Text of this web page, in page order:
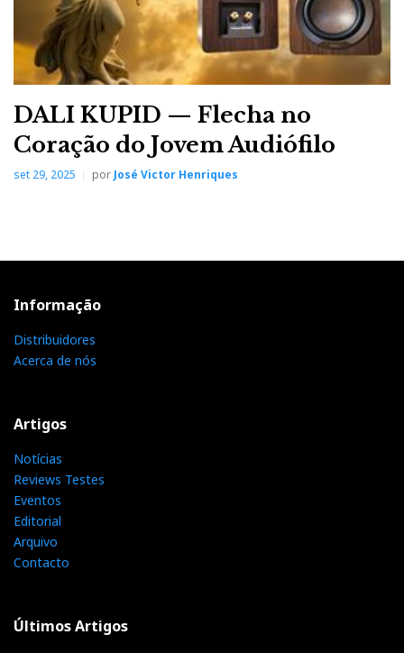
DALI KUPID — Flecha no
Coração do Jovem Audiófilo
set 29, 2025 porJosé Victor Henriques
Informação
Distribuidores
Acerca de nós
Artigos
Notícias
Reviews Testes
Eventos
Editorial
Arquivo
Contacto
Últimos Artigos